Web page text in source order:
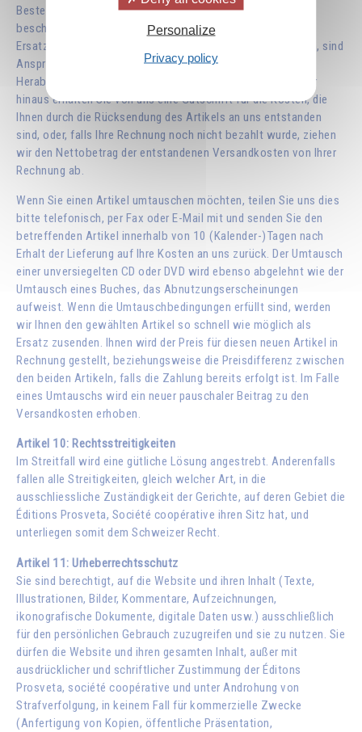
Bestellung entspricht, zuzusenden. Unsere Verantwortung
beschränkt sich jedoch auf den Ersatz des Artikels. Ist eine
Ersatzlieferung innerhalb einer angemessenen Frist möglich, sind
Ansprüche auf Rückgängigmachung des Vertrages oder
Herabsetzung des Kaufpreises ausgeschlossen. Darüber
hinaus erhalten Sie von uns eine Gutschrift für die Kosten, die
Ihnen durch die Rücksendung des Artikels an uns entstanden
sind, oder, falls Ihre Rechnung noch nicht bezahlt wurde, ziehen
wir den Nettobetrag der entstandenen Versandkosten von Ihrer
Rechnung ab.
Wenn Sie einen Artikel umtauschen möchten, teilen Sie uns dies
bitte telefonisch, per Fax oder E-Mail mit und senden Sie den
betreffenden Artikel innerhalb von 10 (Kalender-)Tagen nach
Erhalt der Lieferung auf Ihre Kosten an uns zurück. Der Umtausch
einer unversiegelten CD oder DVD wird ebenso abgelehnt wie der
Umtausch eines Buches, das Abnutzungserscheinungen
aufweist. Wenn die Umtauschbedingungen erfüllt sind, werden
wir Ihnen den gewählten Artikel so schnell wie möglich als
Ersatz zusenden. Ihnen wird der Preis für diesen neuen Artikel in
Rechnung gestellt, beziehungsweise die Preisdifferenz zwischen
den beiden Artikeln, falls die Zahlung bereits erfolgt ist. Im Falle
eines Umtauschs wird ein neuer pauschaler Beitrag zu den
Versandkosten erhoben.
Artikel 10: Rechtsstreitigkeiten
Im Streitfall wird eine gütliche Lösung angestrebt. Anderenfalls
fallen alle Streitigkeiten, gleich welcher Art, in die
ausschliessliche Zuständigkeit der Gerichte, auf deren Gebiet die
Éditions Prosveta, Société coopérative ihren Sitz hat, und
unterliegen somit dem Schweizer Recht.
Artikel 11: Urheberrechtsschutz
Sie sind berechtigt, auf die Website und ihren Inhalt (Texte,
Illustrationen, Bilder, Kommentare, Aufzeichnungen,
ikonografische Dokumente, digitale Daten usw.) ausschließlich
für den persönlichen Gebrauch zuzugreifen und sie zu nutzen. Sie
dürfen die Website und ihren gesamten Inhalt, außer mit
ausdrücklicher und schriftlicher Zustimmung der Éditons
Prosveta, société coopérative und unter Androhung von
Strafverfolgung, in keinem Fall für kommerzielle Zwecke
(Anfertigung von Kopien, öffentliche Präsentation,
Personalize
Privacy policy